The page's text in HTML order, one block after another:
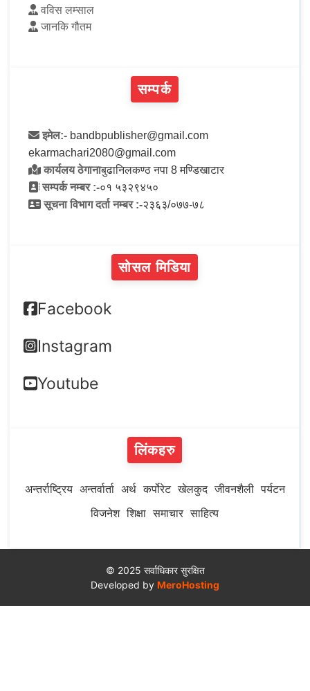
वविस लम्साल
जानकि गौतम
सम्पर्क
इमेल:- bandbpublisher@gmail.com
ekarmachari2080@gmail.com
कार्यलय ठेगानाबुढानिलकण्ठ नपा 8 मण्डिखाटार
सम्पर्क नम्बर :-०१ ५३२९४५०
सूचना विभाग दर्ता नम्बर :-२३६३/०७७-७८
सोसल मिडिया
Facebook
Instagram
Youtube
लिंकहरु
अन्तर्राष्ट्रिय अन्तर्वार्ता अर्थ कर्पोरेट खेलकुद जीवनशैली पर्यटन
विजनेश शिक्षा समाचार साहित्य
© 2025 सर्वाधिकार सुरक्षित
Developed by MeroHosting